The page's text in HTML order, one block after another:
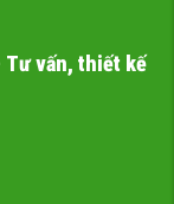
Tư vấn, thiết kế